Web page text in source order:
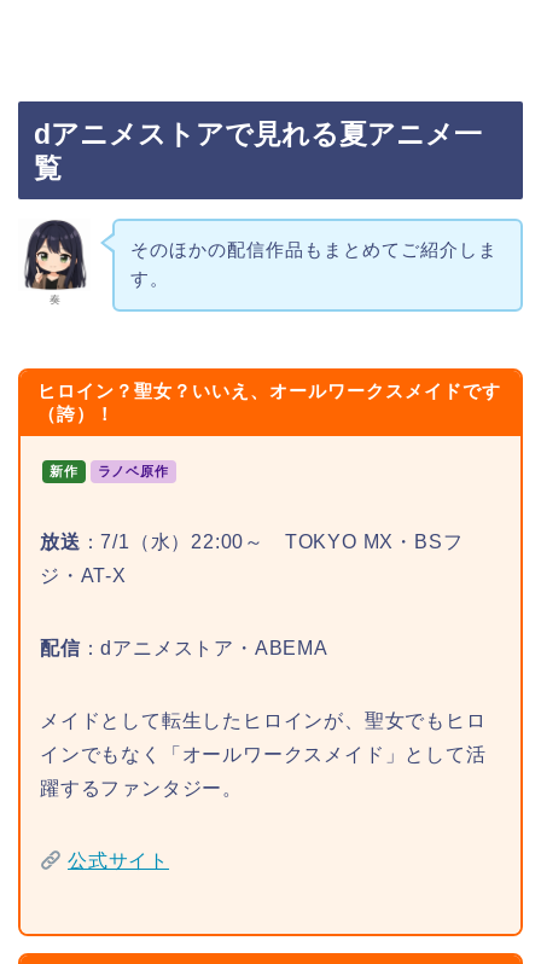
dアニメストアで見れる夏アニメ一
覧
奏
そのほかの配信作品もまとめてご紹介しま
す。
ヒロイン？聖女？いいえ、オールワークスメイドです
（誇）！
新作 ラノベ原作
放送 ：7/1（水）22:00～ TOKYO MX・BSフ
ジ・AT-X
配信 ：dアニメストア・ABEMA
メイドとして転生したヒロインが、聖女でもヒロ
インでもなく「オールワークスメイド」として活
躍するファンタジー。
公式サイト